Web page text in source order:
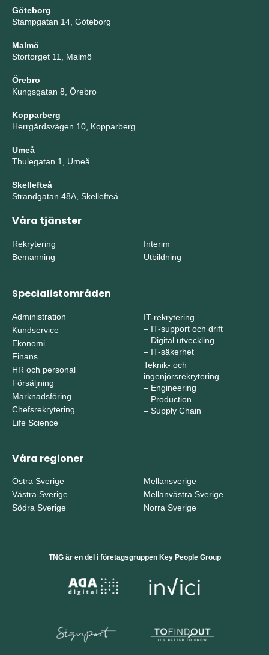
Göteborg
Stampgatan 14, Göteborg
Malmö
Stortorget 11, Malmö
Örebro
Kungsgatan 8, Örebro
Kopparberg
Herrgårdsvägen 10, Kopparberg
Umeå
Thulegatan 1, Umeå
Skellefteå
Strandgatan 48A, Skellefteå
Våra tjänster
Rekrytering
Bemanning
Interim
Utbildning
Specialistområden
Administration
Kundservice
Ekonomi
Finans
HR och personal
Försäljning
Marknadsföring
Chefsrekrytering
Life Science
IT-rekrytering
– IT-support och drift
– Digital utveckling
– IT-säkerhet
Teknik- och
ingenjörsrekrytering
– Engineering
– Production
– Supply Chain
Våra regioner
Östra Sverige
Västra Sverige
Södra Sverige
Mellansverige
Mellanvästra Sverige
Norra Sverige
TNG är en del i företagsgruppen Key People Group